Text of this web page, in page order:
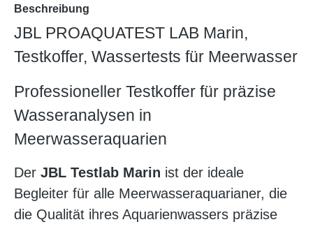
Beschreibung
JBL PROAQUATEST LAB Marin,
Testkoffer, Wassertests für Meerwasser
Professioneller Testkoffer für präzise
Wasseranalysen in
Meerwasseraquarien
Der JBL Testlab Marin ist der ideale
Begleiter für alle Meerwasseraquarianer, die
die Qualität ihres Aquarienwassers präzise